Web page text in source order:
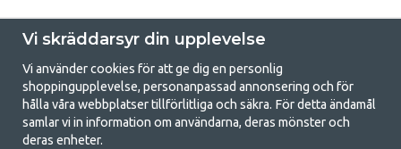
GetCamping.se - Din butik för camping
Vi skräddarsyr din upplevelse
Vi använder cookies för att ge dig en personlig
shoppingupplevelse, personanpassad annonsering och för
hålla våra webbplatser tillförlitliga och säkra. För detta ändamål
samlar vi in information om användarna, deras mönster och
deras enheter.